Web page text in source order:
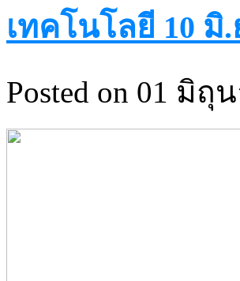
เทคโนโลยี 10 มิ.
Posted on 01 มิถุ